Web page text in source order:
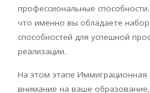
профессиональные
что именно вы обладаете
способностей для успешной
реализации.
На этом этапе
внимание на ваше